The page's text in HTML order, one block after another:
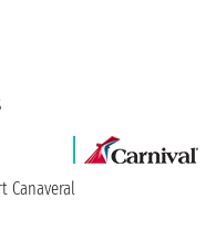
Canaveral